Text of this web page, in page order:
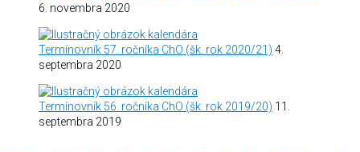
6. novembra 2020
Termínovník 57. ročníka ChO (šk. rok 2020/21) 4.
septembra 2020
Termínovník 56. ročníka ChO (šk. rok 2019/20) 11.
septembra 2019